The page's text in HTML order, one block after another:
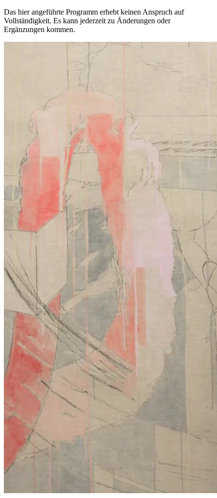
Das hier angeführte Programm erhebt keinen Anspruch auf
Vollständigkeit. Es kann jederzeit zu Änderungen oder
Ergänzungen kommen.